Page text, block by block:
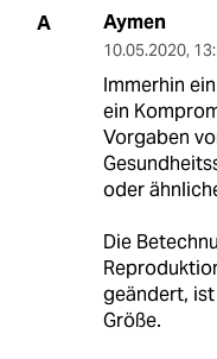
A Aymen
10.05.2020,
Immerhin
ein
Vorgaben
oder
Die
geändert,
Größe.